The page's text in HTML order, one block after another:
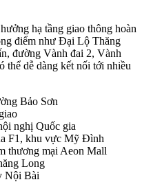
hạ tầng giao thông hoàn
điểm như Đại Lộ Thăng
đường Vành đai 2, Vành
dễ dàng kết nối tới nhiều
Bảo Sơn
nghị Quốc gia
F1, khu vực Mỹ Đình
thương mại Aeon Mall
Long
Nội Bài